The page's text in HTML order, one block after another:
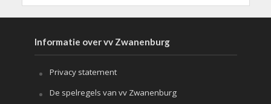
Informatie over vv Zwanenburg
Privacy statement
De spelregels van vv Zwanenburg